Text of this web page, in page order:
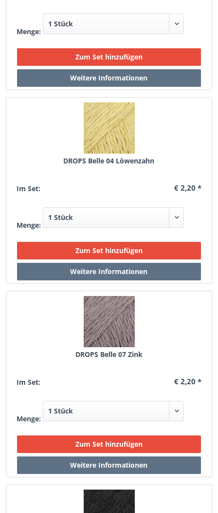
Menge:
DROPS Belle 04 Löwenzahn
Im Set: € 2,20 *
Menge:
DROPS Belle 07 Zink
Im Set: € 2,20 *
Menge: